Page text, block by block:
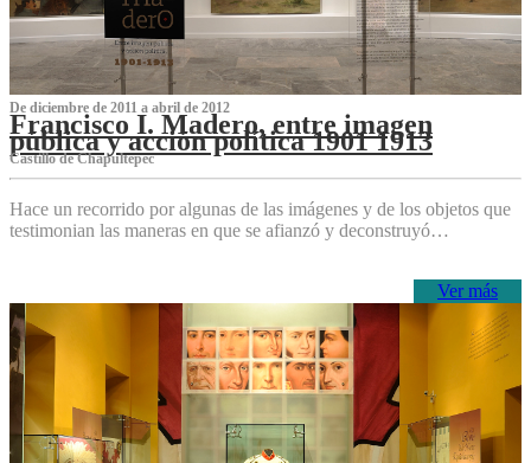
De diciembre de 2011 a abril de 2012
Francisco I. Madero, entre imagen
pública y acción política 1901 1913
Castillo de Chapultepec
Hace un recorrido por algunas de las imágenes y de los objetos que
testimonian las maneras en que se afianzó y deconstruyó…
Ver más